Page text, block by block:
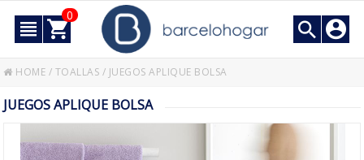
0
HOME / TOALLAS / JUEGOS APLIQUE BOLSA
JUEGOS APLIQUE BOLSA